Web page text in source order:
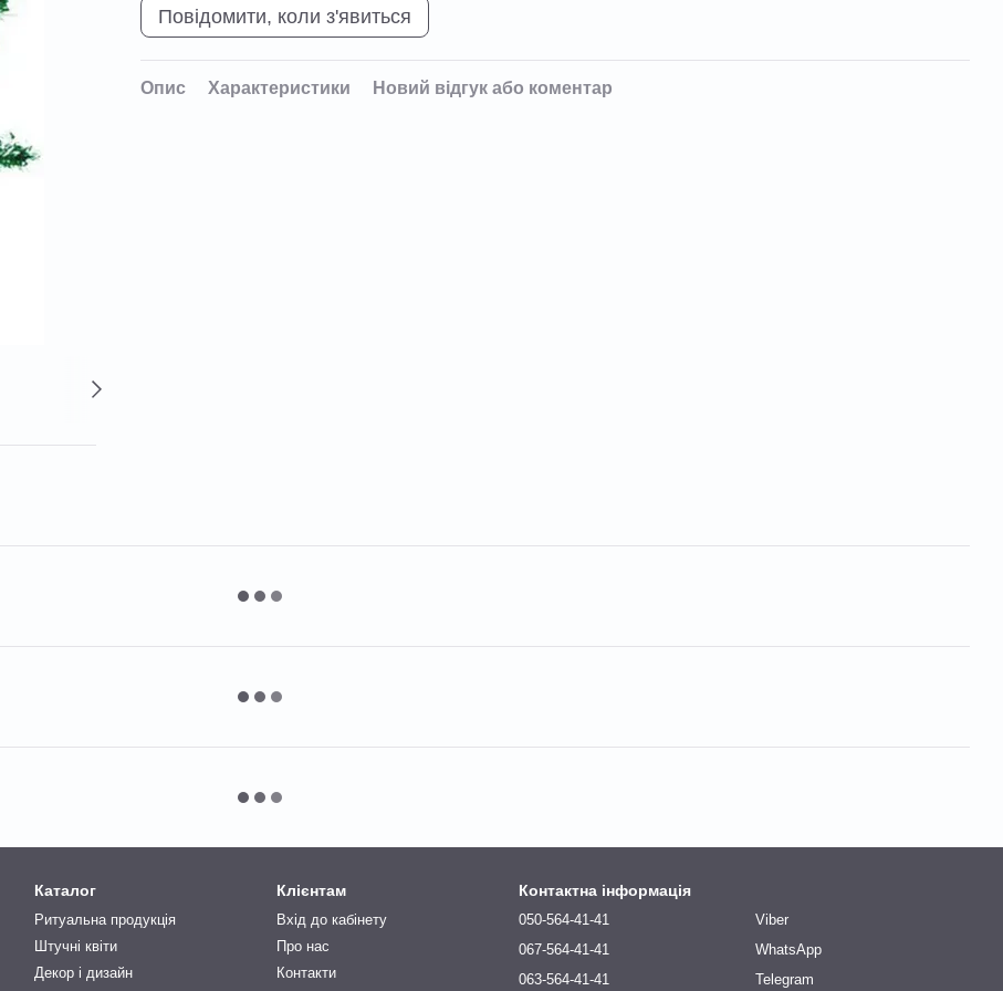
Повідомити, коли з'явиться
Опис Характеристики Новий відгук або коментар
Каталог
Ритуальна продукція
Штучні квіти
Декор і дизайн
Клієнтам
Вхід до кабінету
Про нас
Контакти
Контактна інформація
050-564-41-41
067-564-41-41
063-564-41-41
Viber
WhatsApp
Telegram